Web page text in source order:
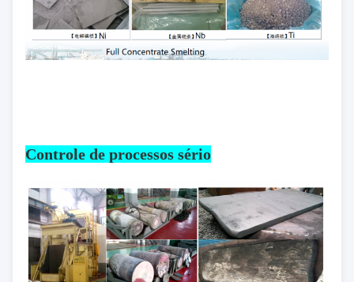
Controle de processos sério